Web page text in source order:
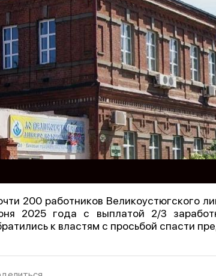
200 работников Великоустюгского
2025 года с выплатой 2/3
к властям с просьбой спасти